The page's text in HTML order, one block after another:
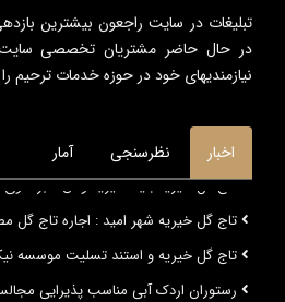
تبلیغات در سایت راجعون بیشترین
در حال حاضر مشتریان تخصصی سایت
نیازمندیهای خود در حوزه خدمات ترحیم
اخبار نظرسنجی آمار
تاج گل خیریه بنیاد خیریه وفاق سبز
تاج گل خیریه شهر امید : اجاره تاج گل
تاج گل خیریه و استند تسلیت موسسه
رستوران اردک آبی مناسب پذیرایی